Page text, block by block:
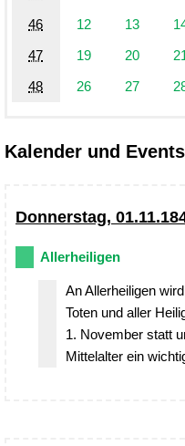
46
12 13
47
19 20
48
26 27
Kalender und
Donnerstag,
Allerheiligen
An Allerheiligen
Toten und aller
1. November statt
Mittelalter ein